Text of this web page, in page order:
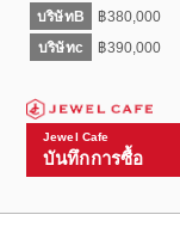
บริษัทB
฿380,000
บริษัทc
฿390,000
Jewel Cafe
บันทึกการซื้อ